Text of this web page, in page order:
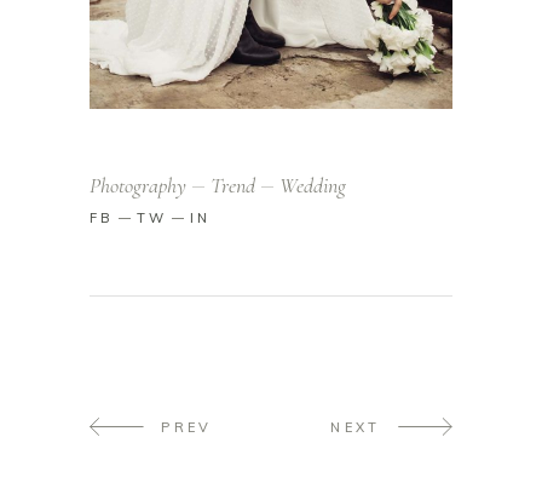
Photography Trend Wedding
FB TW IN
PREV NEXT